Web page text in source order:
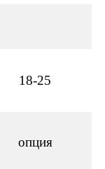
18-25
опция